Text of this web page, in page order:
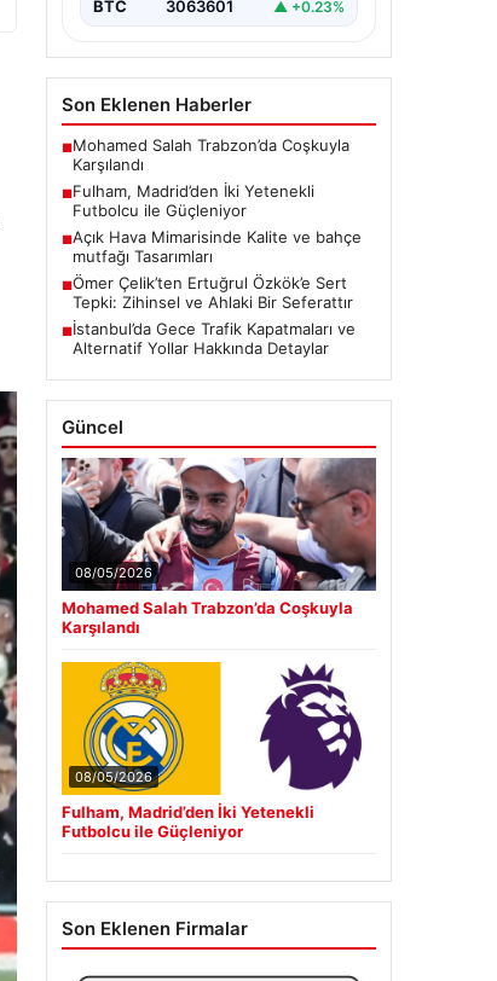
BTC 3063601 ▲ +0.23%
Son Eklenen Haberler
■Mohamed Salah Trabzon’da Coşkuyla
Karşılandı
■Fulham, Madrid’den İki Yetenekli
Futbolcu ile Güçleniyor
■Açık Hava Mimarisinde Kalite ve bahçe
mutfağı Tasarımları
■Ömer Çelik’ten Ertuğrul Özkök’e Sert
Tepki: Zihinsel ve Ahlaki Bir Seferattır
■İstanbul’da Gece Trafik Kapatmaları ve
Alternatif Yollar Hakkında Detaylar
Güncel
08/05/2026
Mohamed Salah Trabzon’da Coşkuyla
Karşılandı
08/05/2026
Fulham, Madrid’den İki Yetenekli
Futbolcu ile Güçleniyor
Son Eklenen Firmalar